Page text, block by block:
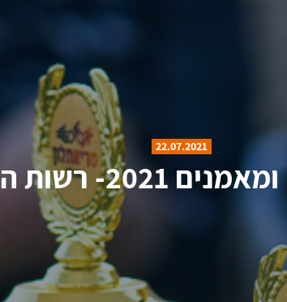
העירונית
22.07.2021